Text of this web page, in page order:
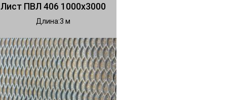
Лист ПВЛ 406 1000х3000
Длина 3